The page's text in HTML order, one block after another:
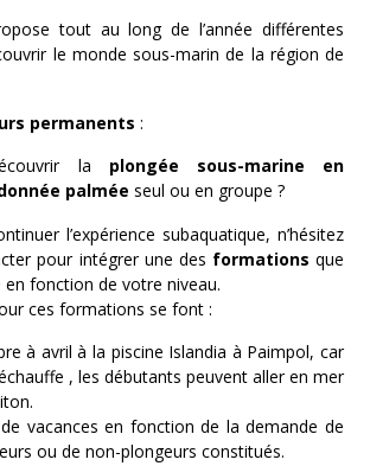
tout au long de l’année différentes
le monde sous-marin de la région de
permanents :
la plongée sous-marine en
palmée seul ou en groupe ?
l’expérience subaquatique, n’hésitez
pour intégrer une des formations que
en fonction de votre niveau.
ces formations se font :
à avril à la piscine Islandia à Paimpol, car
, les débutants peuvent aller en mer
vacances en fonction de la demande de
ou de non-plongeurs constitués.